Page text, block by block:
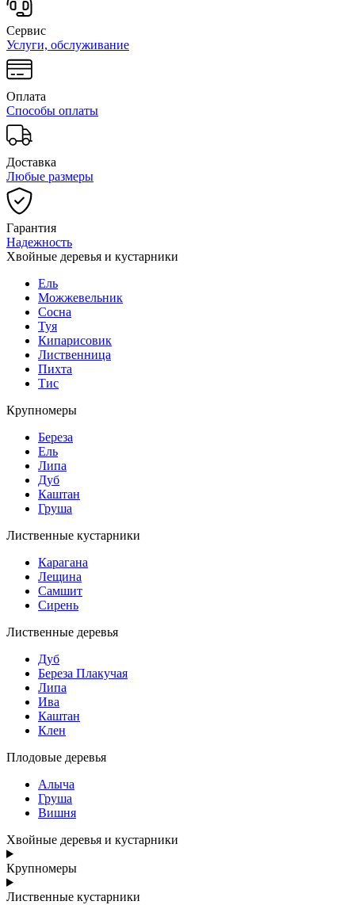
Сервис
Услуги, обслуживание
Оплата
Способы оплаты
Доставка
Любые размеры
Гарантия
Надежность
Хвойные деревья и кустарники
Ель
Можжевельник
Сосна
Туя
Кипарисовик
Лиственница
Пихта
Тис
Крупномеры
Береза
Ель
Липа
Дуб
Каштан
Груша
Лиственные кустарники
Карагана
Лещина
Самшит
Сирень
Лиственные деревья
Дуб
Береза Плакучая
Липа
Ива
Каштан
Клен
Плодовые деревья
Алыча
Груша
Вишня
Хвойные деревья и кустарники
Крупномеры
Лиственные кустарники